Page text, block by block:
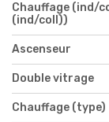
Chauffage (ind/
(ind/coll))
Ascenseur
Double vitrage
Chauffage (type)